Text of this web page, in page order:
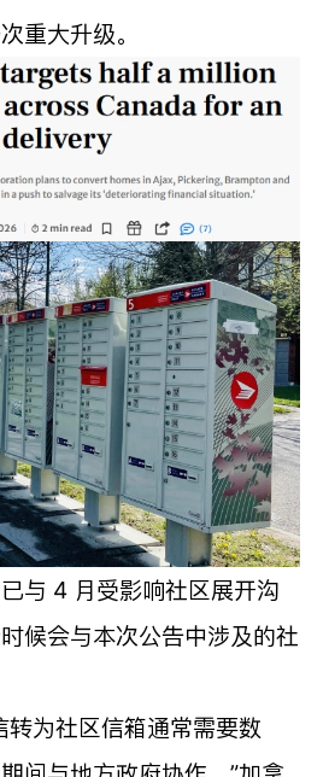
重大升级。
与 4 月受影响社区展开沟
候会与本次公告中涉及的社
转为社区信箱通常需要数